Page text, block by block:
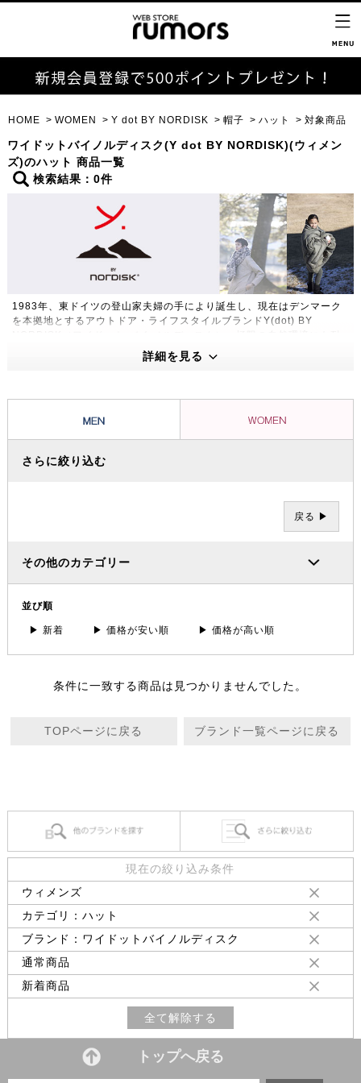
HOME WOMEN Y dot BY NORDISK 帽子 ハット 対象商品
ワイドットバイノルディスク(Y dot BY NORDISK)(ウィメン
ズ)のハット 商品一覧
検索結果：0件
1983年、東ドイツの登山家夫婦の手により誕生し、現在はデンマーク
を本拠地とするアウトドア・ライフスタイルブランドY(dot) BY
えうる高い機能性・保温性をもつプロダクトは、アウトドアのプロフェ
ッショナルたちから信頼を集め、数々の過酷な冒険やレースを支えてき
詳細を見る
さらに絞り込む
戻る ▶
その他のカテゴリー
並び順
▶ 新着 ▶ 価格が安い順 ▶ 価格が高い順
条件に一致する商品は見つかりませんでした。
TOPページに戻る ブランド一覧ページに戻る
現在の絞り込み条件
ウィメンズ
カテゴリ：ハット
ブランド：ワイドットバイノルディスク
通常商品
新着商品
全て解除する
トップへ戻る